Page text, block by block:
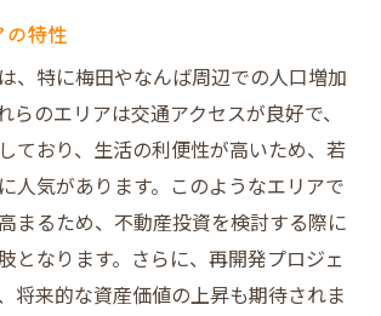
特性
、特に梅田やなんば周辺での人口増加
らのエリアは交通アクセスが良好で、
ており、生活の利便性が高いため、若
人気があります。このようなエリアで
まるため、不動産投資を検討する際に
となります。さらに、再開発プロジェ
将来的な資産価値の上昇も期待されま